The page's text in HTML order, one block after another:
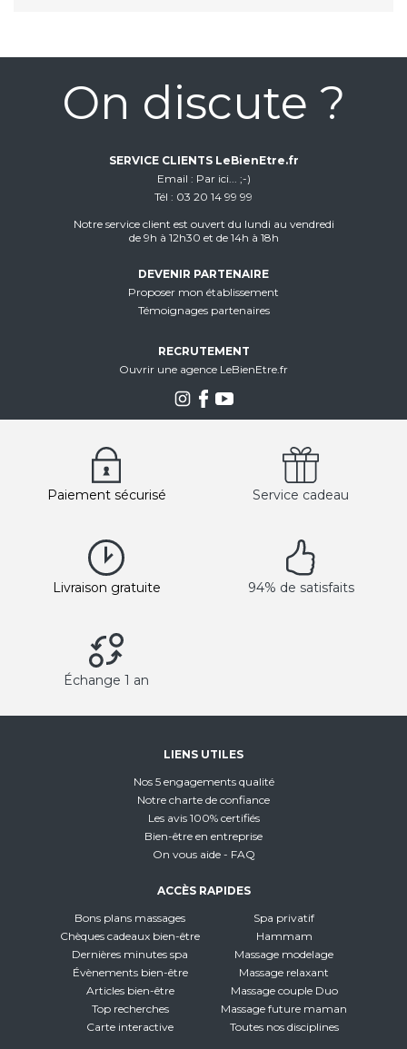
On discute ?
SERVICE CLIENTS LeBienEtre.fr
Email
Par ici... ;-)
Tél
03 20 14 99 99
Notre service client est ouvert du lundi au vendredi
de 9h à 12h30 et de 14h à 18h
DEVENIR PARTENAIRE
Proposer mon établissement
Témoignages partenaires
RECRUTEMENT
Ouvrir une agence LeBienEtre.fr
Paiement sécurisé Service cadeau
Livraison gratuite 94% de satisfaits
Échange 1 an
LIENS UTILES
Nos 5 engagements qualité
Notre charte de confiance
Les avis 100% certifiés
Bien-être en entreprise
On vous aide - FAQ
ACCÈS RAPIDES
Bons plans massages
Chèques cadeaux bien-être
Dernières minutes spa
Évènements bien-être
Articles bien-être
Top recherches
Carte interactive
Spa privatif
Hammam
Massage modelage
Massage relaxant
Massage couple Duo
Massage future maman
Toutes nos disciplines